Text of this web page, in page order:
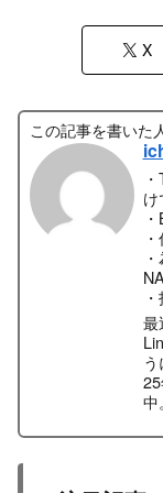
X
この記事を書いた
け
最
う
中。